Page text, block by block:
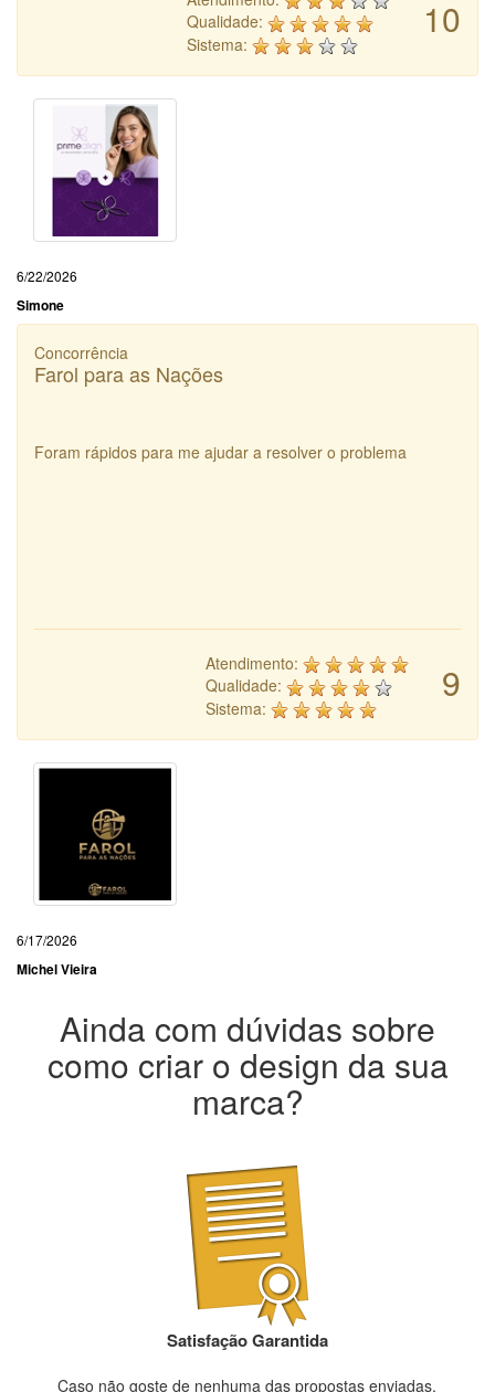
10
Qualidade:
Sistema:
6/22/2026
Simone
Concorrência
Farol para as Nações
Foram rápidos para me ajudar a resolver o problema
9
Atendimento:
Qualidade:
Sistema:
6/17/2026
Michel Vieira
Ainda com dúvidas sobre
como criar o design da sua
marca?
Satisfação Garantida
Caso não goste de nenhuma das propostas enviadas,